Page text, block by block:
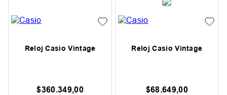
Reloj Casio Vintage
$360.349,00
Reloj Casio Vintage
$68.649,00